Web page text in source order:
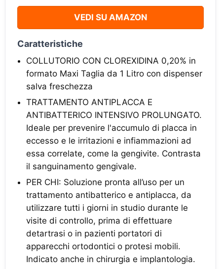
VEDI SU AMAZON
Caratteristiche
COLLUTORIO CON CLOREXIDINA 0,20% in
formato Maxi Taglia da 1 Litro con dispenser
salva freschezza
TRATTAMENTO ANTIPLACCA E
ANTIBATTERICO INTENSIVO PROLUNGATO.
Ideale per prevenire l'accumulo di placca in
eccesso e le irritazioni e infiammazioni ad
essa correlate, come la gengivite. Contrasta
il sanguinamento gengivale.
PER CHI: Soluzione pronta all’uso per un
trattamento antibatterico e antiplacca, da
utilizzare tutti i giorni in studio durante le
visite di controllo, prima di effettuare
detartrasi o in pazienti portatori di
apparecchi ortodontici o protesi mobili.
Indicato anche in chirurgia e implantologia.